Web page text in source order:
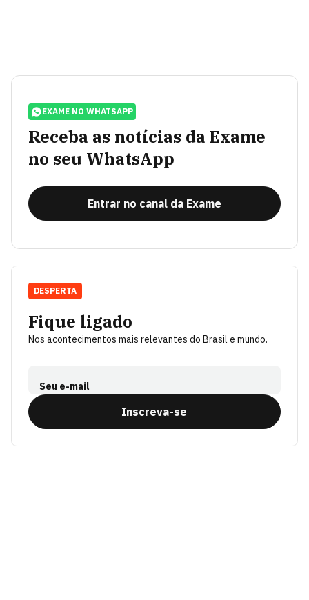
EXAME NO WHATSAPP
Receba as notícias da Exame
no seu WhatsApp
Entrar no canal da Exame
Fique ligado
Nos acontecimentos mais relevantes do Brasil e mundo.
Seu e-mail
Inscreva-se
DESPERTA